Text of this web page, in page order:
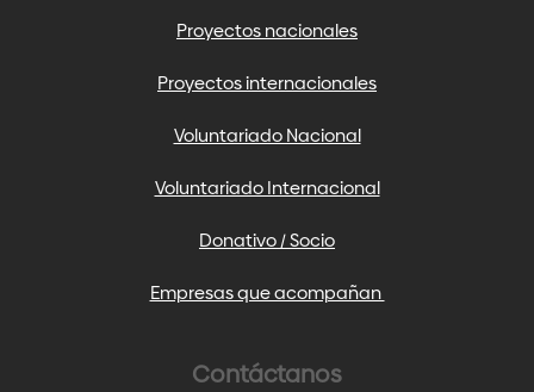
Proyectos nacionales
Proyectos internacionales
Voluntariado Nacional
Voluntariado Internacional
Donativo / Socio
Empresas que acompañan
Contáctanos